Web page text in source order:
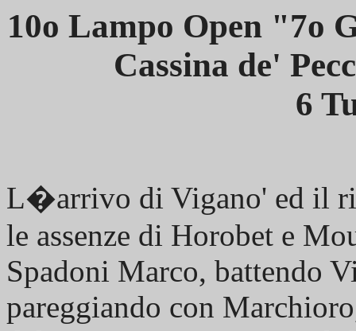
10o Lampo Open "7o
Cassina de'
6
L�arrivo di Vigano' ed il
le assenze di Horobet e
Spadoni Marco, battendo
pareggiando con